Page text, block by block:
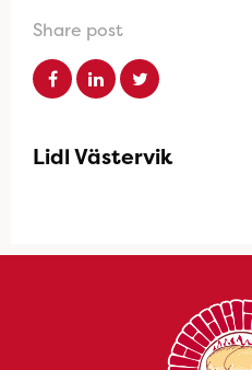
Share post
Lidl Västervik